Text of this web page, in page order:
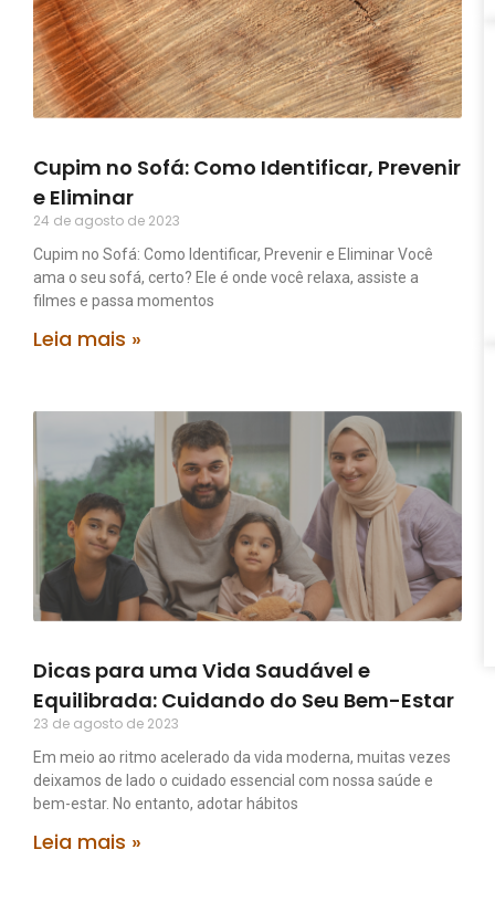
Cupim no Sofá: Como Identificar, Prevenir
e Eliminar
24 de agosto de 2023
Cupim no Sofá: Como Identificar, Prevenir e Eliminar Você
ama o seu sofá, certo? Ele é onde você relaxa, assiste a
filmes e passa momentos
Leia mais »
Dicas para uma Vida Saudável e
Equilibrada: Cuidando do Seu Bem-Estar
23 de agosto de 2023
Em meio ao ritmo acelerado da vida moderna, muitas vezes
deixamos de lado o cuidado essencial com nossa saúde e
bem-estar. No entanto, adotar hábitos
Leia mais »